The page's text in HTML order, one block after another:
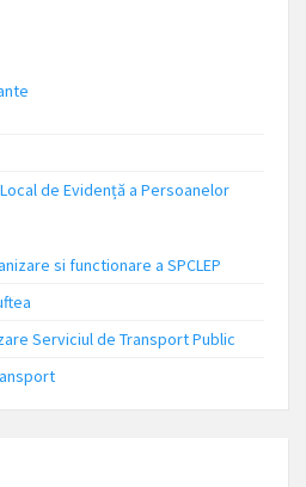
de Evidență a Persoanelor
si functionare a SPCLEP
Serviciul de Transport Public